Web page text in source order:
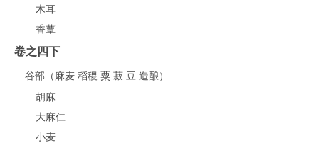
木耳
香蕈
卷之四下
谷部（麻麦 稻稷 粟 菽 豆 造酿）
胡麻
大麻仁
小麦